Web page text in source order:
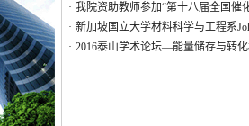
· 我院资助教师参加“第十八届全国催
· 新加坡国立大学材料科学与工程系
· 2016泰山学术论坛—能量储存与转